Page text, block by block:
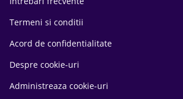
Termeni si conditii
Acord de confidentialitate
Despre cookie-uri
Administreaza cookie-uri